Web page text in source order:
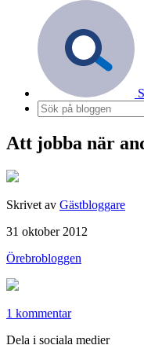
Att jobba när
Skrivet av Gästbloggare
31 oktober 2012
Örebrobloggen
1 kommentar
Dela i sociala medier